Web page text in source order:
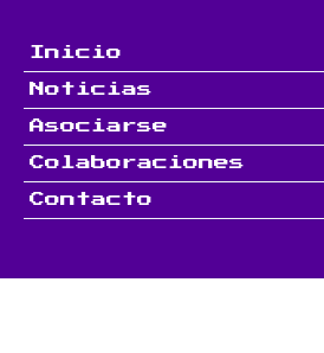
contenido
Inicio
Noticias
Asociarse
Colaboraciones
Contacto